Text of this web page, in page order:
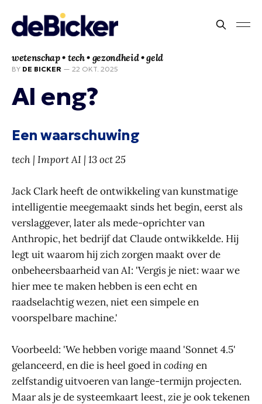
wetenschap • tech • gezondheid • geld
BY DE BICKER — 22 OKT. 2025
AI eng?
Een waarschuwing
tech | Import AI | 13 oct 25
Jack Clark heeft de ontwikkeling van kunstmatige
intelligentie meegemaakt sinds het begin, eerst als
verslaggever, later als mede-oprichter van
Anthropic, het bedrijf dat Claude ontwikkelde. Hij
legt uit waarom hij zich zorgen maakt over de
onbeheersbaarheid van AI: 'Vergis je niet: waar we
hier mee te maken hebben is een echt en
raadselachtig wezen, niet een simpele en
voorspelbare machine.'
Voorbeeld: 'We hebben vorige maand 'Sonnet 4.5'
gelanceerd, en die is heel goed incoding en
zelfstandig uitvoeren van lange-termijn projecten.
Maar als je de systeemkaart leest, zie je ook tekenen